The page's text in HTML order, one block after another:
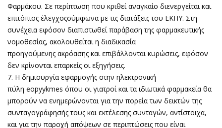
Φαρμάκου. Σε περίπτωση που κριθεί αναγκαίο διενεργείται και
επιτόπιος έλεγχοςσύμφωνα με τις διατάξεις του ΕΚΠΥ. Στη
συνέχεια εφόσον διαπιστωθεί παράβαση της φαρμακευτικής
νομοθεσίας, ακολουθείται η διαδικασία
προηγούμενης ακρόασης και επιβάλλονται κυρώσεις, εφόσον
δεν κρίνονται επαρκείς οι εξηγήσεις.
7. Η δημιουργία εφαρμογής στην ηλεκτρονική
πύλη eopyykmes όπου οι γιατροί και τα ιδιωτικά φαρμακεία θα
μπορούν να ενημερώνονται για την πορεία των δεικτών της
συνταγογράφησής τους και εκτέλεσης συνταγών, αντίστοιχα,
και για την παροχή απόψεων σε περιπτώσεις που είναι